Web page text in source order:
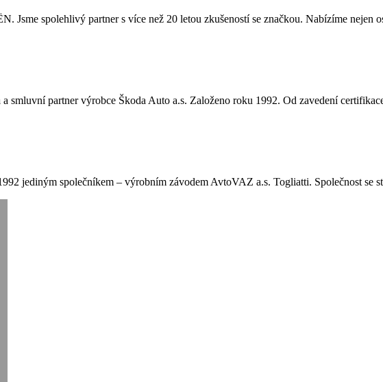
Jsme spolehlivý partner s více než 20 letou zkušeností se značkou. Nabízíme nejen
smluvní partner výrobce Škoda Auto a.s. Založeno roku 1992. Od zavedení
jediným společníkem – výrobním závodem AvtoVAZ a.s. Togliatti. Společnost